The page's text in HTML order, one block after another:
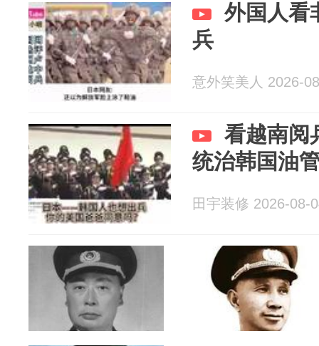
外国人看
兵
意外笑美人 2026-
看越南阅
统治韩国油
田宇装修 2026-08-